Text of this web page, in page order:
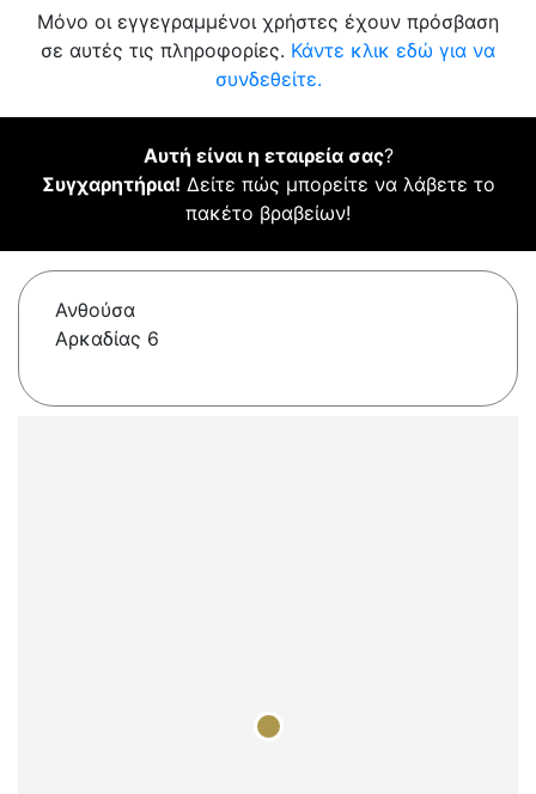
Μόνο οι εγγεγραμμένοι χρήστες έχουν πρόσβαση
σε αυτές τις πληροφορίες. Κάντε κλικ εδώ για να
συνδεθείτε.
Αυτή είναι η εταιρεία σας?
Συγχαρητήρια! Δείτε πώς μπορείτε να λάβετε το
πακέτο βραβείων!
Ανθούσα
Αρκαδίας 6